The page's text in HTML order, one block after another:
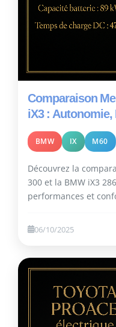
Comparaison
iX3 :
BMW IX M60
Découvrez la
300 et la BMW iX3
performances et
06/10/2025